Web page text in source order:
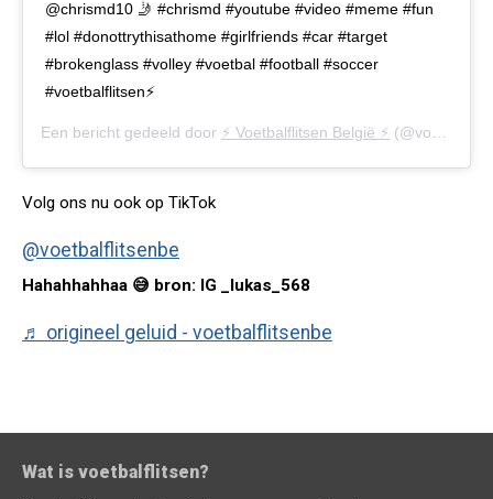
@chrismd10 🤳 #chrismd #youtube #video #meme #fun
#lol #donottrythisathome #girlfriends #car #target
#brokenglass #volley #voetbal #football #soccer
#voetbalflitsen⚡
Een bericht gedeeld door ⚡️ Voetbalflitsen België ⚡️ (@voetbalflitsen.be) op
Volg ons nu ook op TikTok
@voetbalflitsenbe
Hahahhahhaa 😅 bron: IG _lukas_568
♬ origineel geluid - voetbalflitsenbe
Wat is voetbalflitsen?